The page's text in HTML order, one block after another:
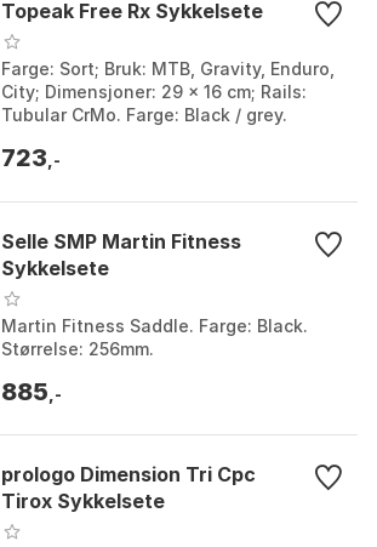
Topeak Free Rx Sykkelsete
Farge: Sort; Bruk: MTB, Gravity, Enduro,
City; Dimensjoner: 29 x 16 cm; Rails:
Tubular CrMo. Farge: Black / grey.
723 ,-
Selle SMP Martin Fitness
Sykkelsete
Martin Fitness Saddle. Farge: Black.
Størrelse: 256mm.
885 ,-
prologo Dimension Tri Cpc
Tirox Sykkelsete